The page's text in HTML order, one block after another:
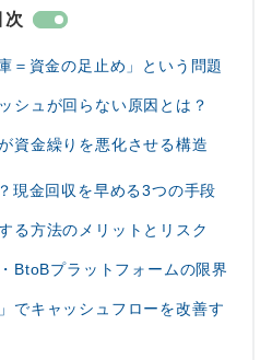
次
＝資金の足止め」という問題
シュが回らない原因とは？
資金繰りを悪化させる構造
現金回収を早める3つの手段
る方法のメリットとリスク
BtoBプラットフォームの限界
でキャッシュフローを改善す